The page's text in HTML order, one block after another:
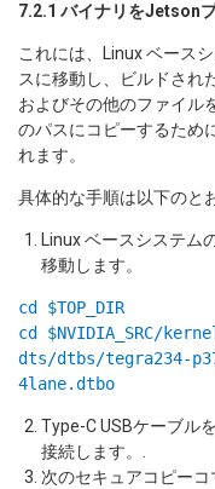
7.2.1 バイナリをJetson
これには、Linux ベース
スに移動し、ビルドされ
およびその他のファイル
のパスにコピーするため
れます。
具体的な手順は以下のと
Linux ベースシステ
移動します。
cd $TOP_DIR
cd $NVIDIA_SRC/
dts/dtbs/tegra234-
4lane.dtbo
Type-C USBケーブル
接続します。.
次のセキュアコピー